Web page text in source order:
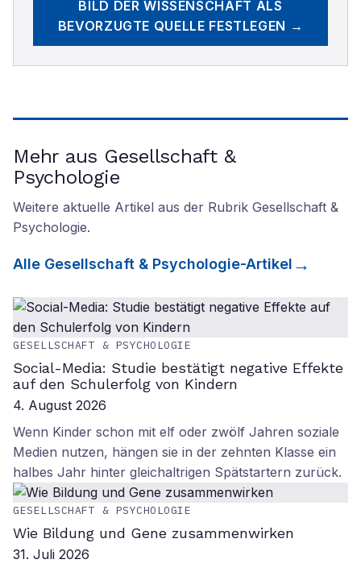
BILD DER WISSENSCHAFT ALS
BEVORZUGTE QUELLE FESTLEGEN →
Mehr aus Gesellschaft &
Psychologie
Weitere aktuelle Artikel aus der Rubrik Gesellschaft &
Psychologie.
Alle Gesellschaft & Psychologie-Artikel
GESELLSCHAFT & PSYCHOLOGIE
Social-Media: Studie bestätigt negative Effekte
auf den Schulerfolg von Kindern
4. August 2026
Wenn Kinder schon mit elf oder zwölf Jahren soziale
Medien nutzen, hängen sie in der zehnten Klasse ein
halbes Jahr hinter gleichaltrigen Spätstartern zurück.
GESELLSCHAFT & PSYCHOLOGIE
Wie Bildung und Gene zusammenwirken
31. Juli 2026